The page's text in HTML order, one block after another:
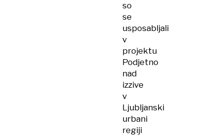
so
se
usposabljali
v
projektu
Podjetno
nad
izzive
v
Ljubljanski
urbani
regiji